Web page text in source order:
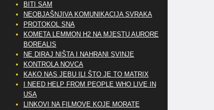
BITI SAM
NEOBJAŠNJIVA KOMUNIKACIJA SVRAKA
PROTOKOL SNA
KOMETA LEMMON H2 NA MJESTU AURORE
BOREALIS
NE DIRAJ NIŠTA I NAHRANI SVINJE
KONTROLA NOVCA
KAKO NAS JEBU ILI ŠTO JE TO MATRIX
I NEED HELP FROM PEOPLE WHO LIVE IN
USA
LINKOVI NA FILMOVE KOJE MORATE